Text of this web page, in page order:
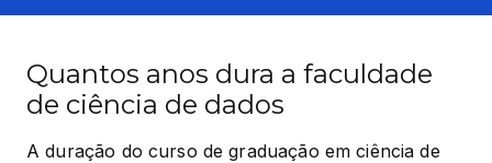
Quantos anos dura a faculdade
de ciência de dados
A duração do curso de graduação em ciência de